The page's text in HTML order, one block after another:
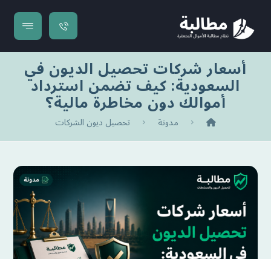
أسعار شركات تحصيل الديون في
السعودية: كيف تضمن استرداد
أموالك دون مخاطرة مالية؟
مدونة تحصيل ديون الشركات